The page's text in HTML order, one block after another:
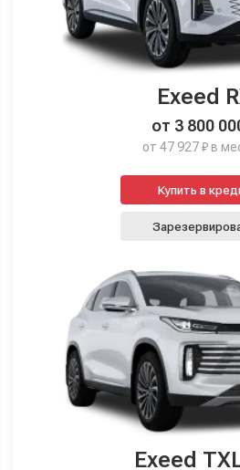
Exeed
от 3 800
от 47 927 ₽ в
Купить в
Exeed